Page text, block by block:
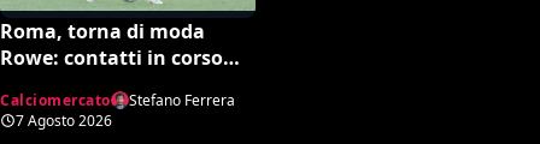
Roma, torna di moda
Rowe: contatti in corso
Calciomercato
Stefano Ferrera
7 Agosto 2026